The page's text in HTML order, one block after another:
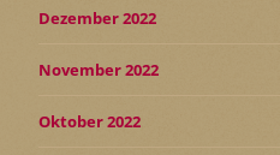
Dezember 2022
November 2022
Oktober 2022